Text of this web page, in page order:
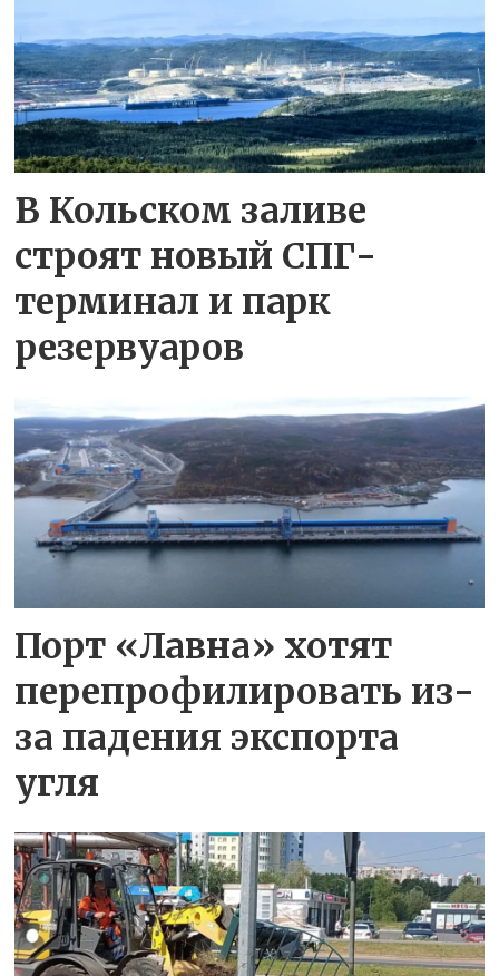
В Кольском заливе
строят новый СПГ-
терминал и парк
резервуаров
Порт «Лавна» хотят
перепрофилировать из-
за падения экспорта
угля